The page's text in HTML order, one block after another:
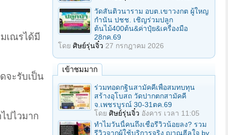
เณรได้มี
จะรับเป็น
ปไวมาก
วัดสันติวนาราม อบต.เขาวงกต ผู้ใหญ
กํานัน ปชช. เชิญร่วมปลูก
ต้นไม้400ต้น&ค่าปุ๋ย&เครื่องมือ
28กค.69
โดย ศิษย์รุ่นจิ๋ว 27 กรกฎาคม 2026
เข้าชมมาก
ร่วมทอดกฐินสามัคคีเพื่อสมทบทุน
สร้างอุโบสถ วัดปากตกสามัคคี
จ.เพชรบูรณ์ 30-31ตค.69
โดย ศิษย์รุ่นจิ๋ว อังคาร เวลา 11:05
ทำไมวันนี้คนถึงเชื่อรีวิวน้อยลง? รวม
รีวิวจากผู้ใช้บริการจริง ญาณฮีลใจ by